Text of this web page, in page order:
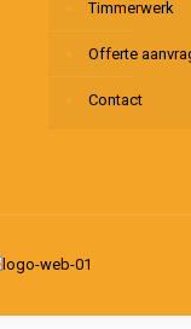
Timmerwerk
Offerte
Contact